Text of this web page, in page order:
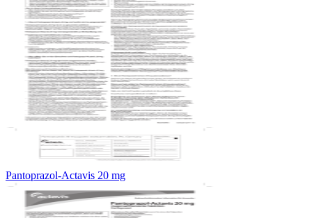
Pantoprazol-Actavis 20 mg